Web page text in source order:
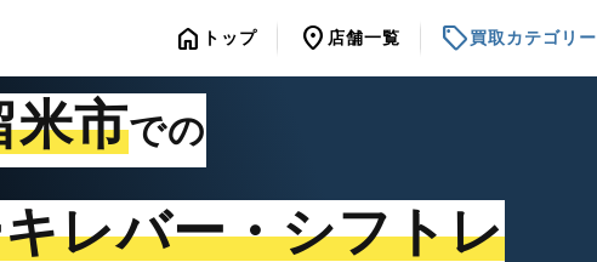
home トップ location_on 店舗一覧 sell買取カテゴリー
米市での
レバー・シフトレ